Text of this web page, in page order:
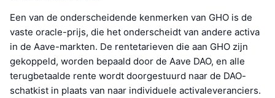
Een van de onderscheidende kenmerken van GHO is de
vaste oracle-prijs, die het onderscheidt van andere activa
in de Aave-markten. De rentetarieven die aan GHO zijn
gekoppeld, worden bepaald door de Aave DAO, en alle
terugbetaalde rente wordt doorgestuurd naar de DAO-
schatkist in plaats van naar individuele activaleveranciers.